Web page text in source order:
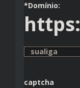
*Domínio:
captcha